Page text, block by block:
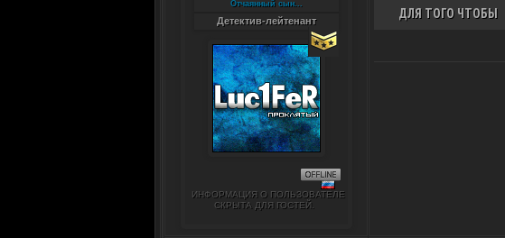
Отчаянный сын...
Детектив-лейтенант
ИНФОРМАЦИЯ О ПОЛЬЗОВАТЕЛЕ
СКРЫТА ДЛЯ ГОСТЕЙ.
ДЛЯ ТОГО ЧТОБЫ